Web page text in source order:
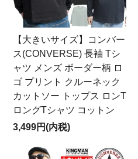
【大きいサイズ】コンバー
ス(CONVERSE) 長袖 Tシ
ャツ メンズ ボーダー柄 ロ
ゴ プリント クルーネック
カットソー トップス ロンT
ロングTシャツ コットン
3,499円(内税)